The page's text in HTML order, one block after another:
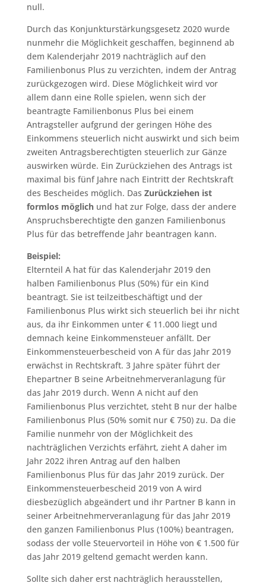
null.
Durch das Konjunkturstärkungsgesetz 2020 wurde
nunmehr die Möglichkeit geschaffen, beginnend ab
dem Kalenderjahr 2019 nachträglich auf den
Familienbonus Plus zu verzichten, indem der Antrag
zurückgezogen wird. Diese Möglichkeit wird vor
allem dann eine Rolle spielen, wenn sich der
beantragte Familienbonus Plus bei einem
Antragsteller aufgrund der geringen Höhe des
Einkommens steuerlich nicht auswirkt und sich beim
zweiten Antragsberechtigten steuerlich zur Gänze
auswirken würde. Ein Zurückziehen des Antrags ist
maximal bis fünf Jahre nach Eintritt der Rechtskraft
des Bescheides möglich. Das Zurückziehen ist
formlos möglichund hat zur Folge, dass der andere
Anspruchsberechtigte den ganzen Familienbonus
Plus für das betreffende Jahr beantragen kann.
Beispiel:
Elternteil A hat für das Kalenderjahr 2019 den
halben Familienbonus Plus (50%) für ein Kind
beantragt. Sie ist teilzeitbeschäftigt und der
Familienbonus Plus wirkt sich steuerlich bei ihr nicht
aus, da ihr Einkommen unter € 11.000 liegt und
demnach keine Einkommensteuer anfällt. Der
Einkommensteuerbescheid von A für das Jahr 2019
erwächst in Rechtskraft. 3 Jahre später führt der
Ehepartner B seine Arbeitnehmerveranlagung für
das Jahr 2019 durch. Wenn A nicht auf den
Familienbonus Plus verzichtet, steht B nur der halbe
Familienbonus Plus (50% somit nur € 750) zu. Da die
Familie nunmehr von der Möglichkeit des
nachträglichen Verzichts erfährt, zieht A daher im
Jahr 2022 ihren Antrag auf den halben
Familienbonus Plus für das Jahr 2019 zurück. Der
Einkommensteuerbescheid 2019 von A wird
diesbezüglich abgeändert und ihr Partner B kann in
seiner Arbeitnehmerveranlagung für das Jahr 2019
den ganzen Familienbonus Plus (100%) beantragen,
sodass der volle Steuervorteil in Höhe von € 1.500 für
das Jahr 2019 geltend gemacht werden kann.
Sollte sich daher erst nachträglich herausstellen,